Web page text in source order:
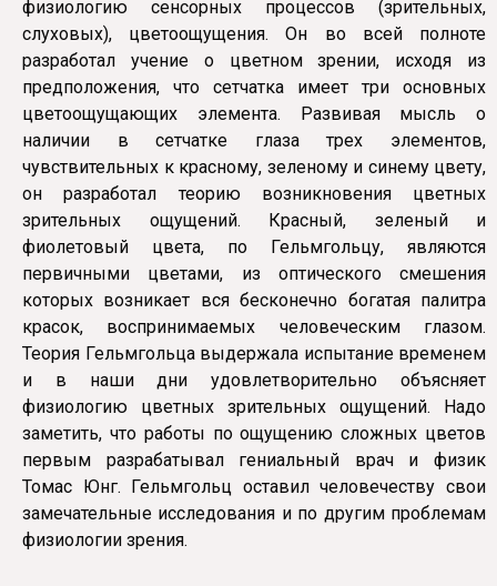
физиологию сенсорных процессов (зрительных,
слуховых), цветоощущения. Он во всей полноте
разработал учение о цветном зрении, исходя из
предположения, что сетчатка имеет три основных
цветоощущающих элемента. Развивая мысль о
наличии в сетчатке глаза трех элементов,
чувствительных к красному, зеленому и синему цвету,
он разработал теорию возникновения цветных
зрительных ощущений. Красный, зеленый и
фиолетовый цвета, по Гельмгольцу, являются
первичными цветами, из оптического смешения
которых возникает вся бесконечно богатая палитра
красок, воспринимаемых человеческим глазом.
Теория Гельмгольца выдержала испытание временем
и в наши дни удовлетворительно объясняет
физиологию цветных зрительных ощущений. Надо
заметить, что работы по ощущению сложных цветов
первым разрабатывал гениальный врач и физик
Томас Юнг. Гельмгольц оставил человечеству свои
замечательные исследования и по другим проблемам
физиологии зрения.